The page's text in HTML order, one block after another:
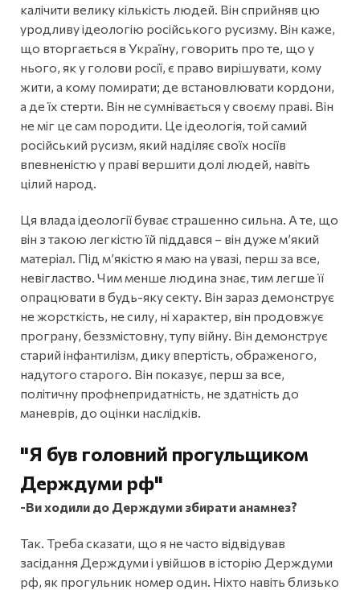
калічити велику кількість людей. Він сприйняв цю
уродливу ідеологію російського русизму. Він каже,
що вторгається в Україну, говорить про те, що у
нього, як у голови росії, є право вирішувати, кому
жити, а кому помирати; де встановлювати кордони,
а де їх стерти. Він не сумнівається у своєму праві. Він
не міг це сам породити. Це ідеологія, той самий
російський русизм, який наділяє своїх носіїв
впевненістю у праві вершити долі людей, навіть
цілий народ.
Ця влада ідеології буває страшенно сильна. А те, що
він з такою легкістю їй піддався – він дуже м’який
матеріал. Під м’якістю я маю на увазі, перш за все,
невігластво. Чим менше людина знає, тим легше її
опрацювати в будь-яку секту. Він зараз демонструє
не жорсткість, не силу, ні характер, він продовжує
програну, беззмістовну, тупу війну. Він демонструє
старий інфантилізм, дику впертість, ображеного,
надутого старого. Він показує, перш за все,
політичну профнепридатність, не здатність до
маневрів, до оцінки наслідків.
"Я був головний прогульщиком
Держдуми рф"
-Ви ходили до Держдуми збирати анамнез?
Так. Треба сказати, що я не часто відвідував
засідання Держдуми і увійшов в історію Держдуми
рф, як прогульник номер один. Ніхто навіть близько